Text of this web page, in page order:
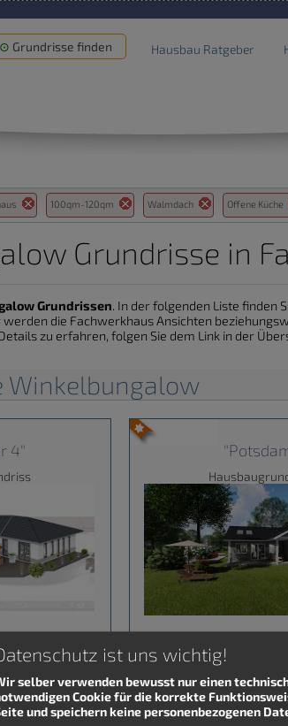
Grundrisse finden Hausbau Ratgeber
100qm-120qm Walmdach Offene Küche
Grundrisse in
Grundrissen. In der folgenden Liste finden
werden die Fachwerkhaus Ansichten
zu erfahren, folgen Sie dem Link in der
Winkelbungalow
4"
Winkelbungalow
ist uns wichtig!
selber verwenden bewusst nur einen
Cookie für die korrekte
und speichern keine personenbezogenen